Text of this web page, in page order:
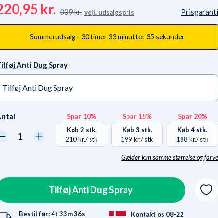
kr. 309 kr. vejl. udsalgspris Prisgaranti
Sommerudsalg - 30 timer 33 minutter 34 sekunder
Anti Dug Spray
Tilføj Anti Dug Spray
På lager
Spar 10%
Køb 2 stk.
210 kr./ stk
Spar 15%
Køb 3 stk.
199 kr./ stk
Spar 20%
Køb 4 stk.
188 kr./ stk
kaos-inddelt. Samme
størrelser/farver ligger
ikke samme sted. Vi sparer
penge i vores håndtering,
Gælder kun samme størrelse og farve
Tilføj Anti Dug Spray
Bestil før: 4t33m35s Kontakt os 08-22